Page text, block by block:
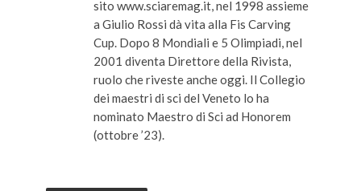
sito www.sciaremag.it, nel 1998 assieme
a Giulio Rossi dà vita alla Fis Carving
Cup. Dopo 8 Mondiali e 5 Olimpiadi, nel
2001 diventa Direttore della Rivista,
ruolo che riveste anche oggi. Il Collegio
dei maestri di sci del Veneto lo ha
nominato Maestro di Sci ad Honorem
(ottobre ’23).